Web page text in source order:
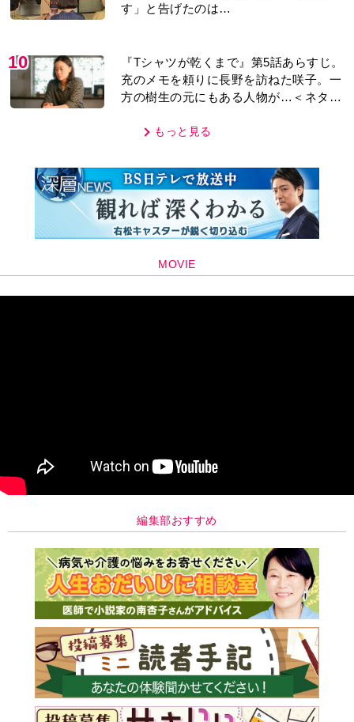
す」と告げたのは…
10
『Tシャツが乾くまで』第5話あらすじ。
充のメモを頼りに長野を訪ねた咲子。一
方の樹生の元にもある人物が…＜ネタバ
もっと見る
MOVIE
編集部おすすめ